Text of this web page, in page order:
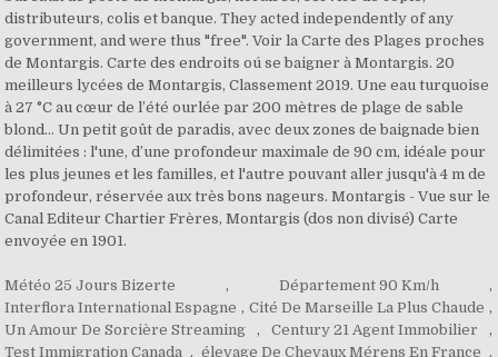
Météo 25 Jours Bizerte , Département 90 Km/h
,
Interflora International Espagne , Cité De Marseille La Plus Chaude ,
Un Amour De Sorcière Streaming
, Century 21 Agent Immobilier
,
Test Immigration Canada , élevage De Chevaux Mérens En France ,